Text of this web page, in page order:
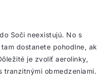
Soči neexistujú. No s
dostanete pohodlne, ak
je zvoliť aerolinky,
tranzitnými obmedzeniami.